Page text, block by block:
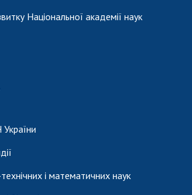
Національної академії наук
і математичних наук